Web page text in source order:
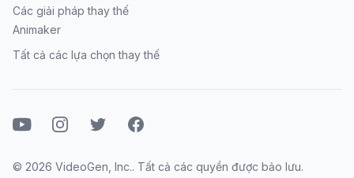
Các giải pháp thay thế
Animaker
Tất cả các lựa chọn thay thế
YoutubeInstagramTwitterFacebook
© 2026 VideoGen, Inc.. Tất cả các quyền được bảo lưu.